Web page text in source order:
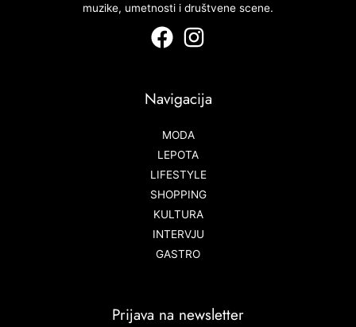
muzike, umetnosti i društvene scene.
Navigacija
MODA
LEPOTA
LIFESTYLE
SHOPPING
KULTURA
INTERVJU
GASTRO
Prijava na newsletter